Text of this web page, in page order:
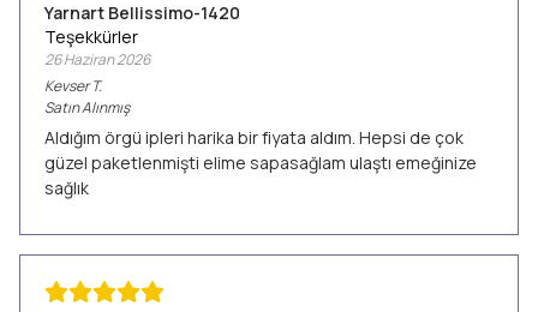
Yarnart Bellissimo-1420
Teşekkürler
26 Haziran 2026
Kevser T.
Satın Alınmış
Aldığım örgü ipleri harika bir fiyata aldım. Hepsi de çok
güzel paketlenmişti elime sapasağlam ulaştı emeğinize
sağlık